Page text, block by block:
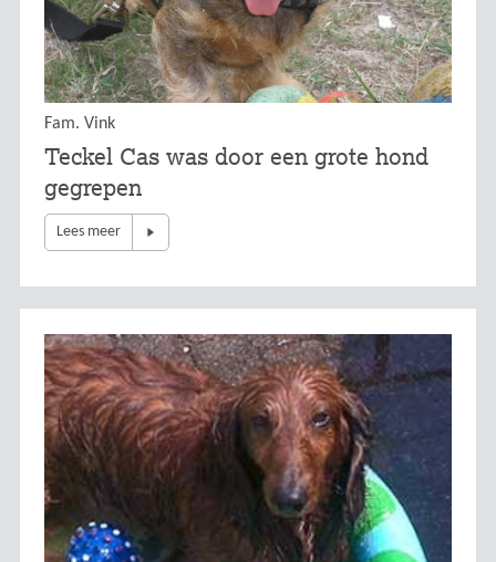
Fam. Vink
Teckel Cas was door een grote hond
gegrepen
Lees meer